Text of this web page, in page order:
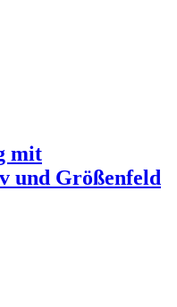
mit
und Größenfeld